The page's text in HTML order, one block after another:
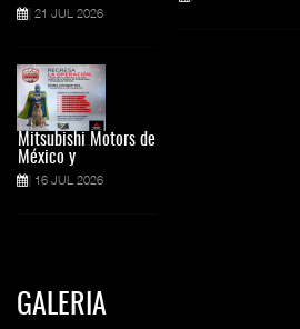
21 JUL 2026
Mitsubishi Motors de
México y
16 JUL 2026
GALERIA